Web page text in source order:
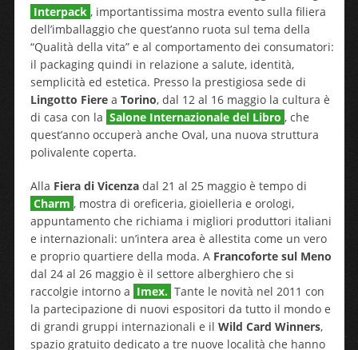
Interpack , importantissima mostra evento sulla filiera
dell’imballaggio che quest’anno ruota sul tema della
“Qualità della vita” e al comportamento dei consumatori:
il packaging quindi in relazione a salute, identità,
semplicità ed estetica. Presso la prestigiosa sede di
Lingotto Fierea Torino, dal 12 al 16 maggio la cultura è
di casa con la Salone Internazionale del Libro , che
quest’anno occuperà anche Oval, una nuova struttura
polivalente coperta.
Alla Fiera di Vicenzadal 21 al 25 maggio è tempo di
Charm , mostra di oreficeria, gioielleria e orologi,
appuntamento che richiama i migliori produttori italiani
e internazionali: un’intera area è allestita come un vero
e proprio quartiere della moda. A Francoforte sul Meno
dal 24 al 26 maggio è il settore alberghiero che si
raccolgie intorno a Imex. Tante le novità nel 2011 con
la partecipazione di nuovi espositori da tutto il mondo e
di grandi gruppi internazionali e il Wild Card Winners,
spazio gratuito dedicato a tre nuove località che hanno